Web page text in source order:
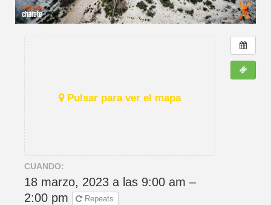
Pulsar para ver el mapa
CUANDO:
18 marzo, 2023 a las 9:00 am –
2:00 pm
Repeats